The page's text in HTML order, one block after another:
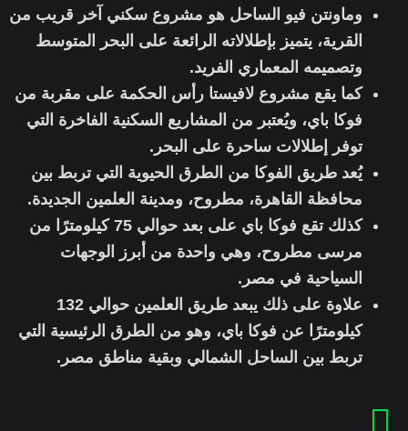
وماونتن فيو الساحل هو مشروع سكني آخر قريب من
القرية، يتميز بإطلالاته الرائعة على البحر المتوسط
وتصميمه المعماري الفريد.
كما يقع مشروع لافيستا رأس الحكمة على مقربة من
فوكا باي، ويُعتبر من المشاريع السكنية الفاخرة التي
توفر إطلالات ساحرة على البحر.
يُعد طريق الفوكا من الطرق الحيوية التي تربط بين
محافظة القاهرة، مطروح، ومدينة العلمين الجديدة.
كذلك تقع فوكا باي على بعد حوالي 75 كيلومترًا من
مرسى مطروح، وهي واحدة من أبرز الوجهات
السياحية في مصر.
علاوة على ذلك يبعد طريق العلمين حوالي 132
كيلومترًا عن فوكا باي، وهو من الطرق الرئيسية التي
تربط بين الساحل الشمالي وبقية مناطق مصر.